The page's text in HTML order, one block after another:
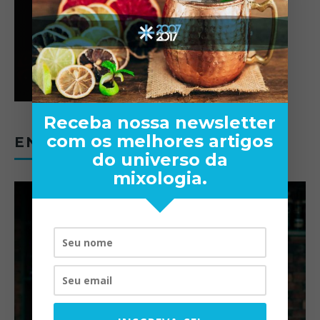
ENTREVISTAS
Receba nossa newsletter
com os melhores artigos
do universo da
mixologia.